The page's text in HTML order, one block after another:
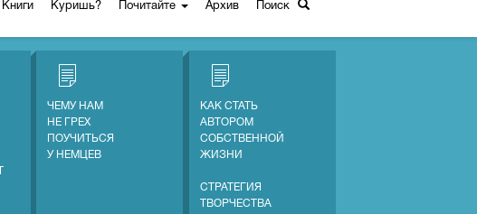
Книги Куришь? Почитайте Архив Поиск
ЧЕМУ НАМ
НЕ ГРЕХ
ПОУЧИТЬСЯ
У НЕМЦЕВ
КАК СТАТЬ
АВТОРОМ
СОБСТВЕННОЙ
ЖИЗНИ
СТРАТЕГИЯ
ТВОРЧЕСТВА